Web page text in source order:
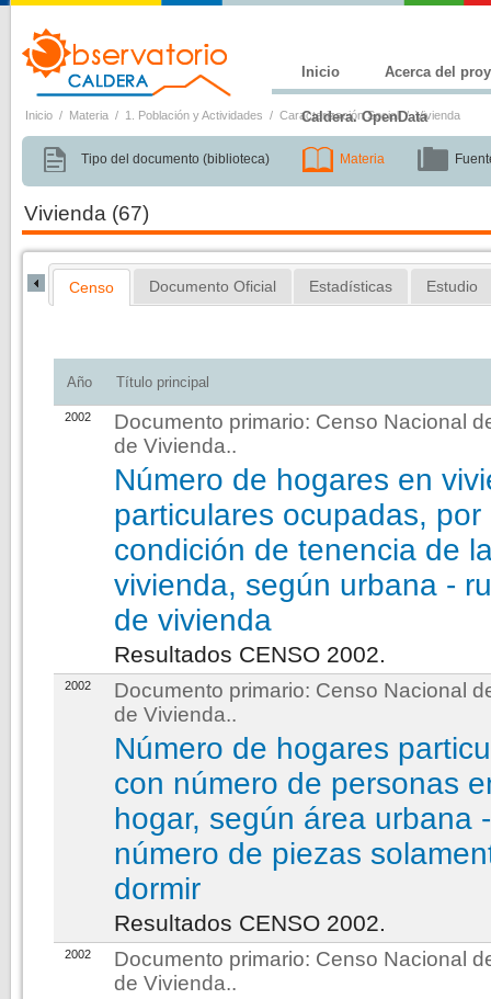
Inicio Acerca del
Caldera. OpenData
Inicio / Materia / 1. Población y Actividades / Caracterización Social / Vivienda
Tipo del documento (biblioteca) Materia
Vivienda (67)
Censo Documento Oficial Estadísticas Estudio
Año Título principal
2002 Documento primario: Censo Nacional
de Vivienda..
Número de hogares en
particulares ocupadas, por
condición de tenencia de
vivienda, según urbana -
de vivienda
Resultados CENSO 2002.
2002 Documento primario: Censo Nacional
de Vivienda..
Número de hogares
con número de personas
hogar, según área urbana
número de piezas
dormir
Resultados CENSO 2002.
2002 Documento primario: Censo Nacional
de Vivienda..